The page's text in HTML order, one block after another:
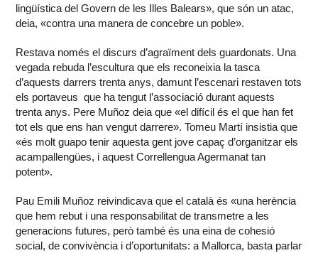
lingüística del Govern de les Illes Balears», que són un atac,
deia, «contra una manera de concebre un poble».
Restava només el discurs d’agraïment dels guardonats. Una
vegada rebuda l’escultura que els reconeixia la tasca
d’aquests darrers trenta anys, damunt l’escenari restaven tots
els portaveus que ha tengut l’associació durant aquests
trenta anys. Pere Muñoz deia que «el difícil és el que han fet
tot els que ens han vengut darrere». Tomeu Martí insistia que
«és molt guapo tenir aquesta gent jove capaç d’organitzar els
acampallengües, i aquest Correllengua Agermanat tan
potent».
Pau Emili Muñoz reivindicava que el català és «una herència
que hem rebut i una responsabilitat de transmetre a les
generacions futures, però també és una eina de cohesió
social, de convivència i d’oportunitats: a Mallorca, basta parlar